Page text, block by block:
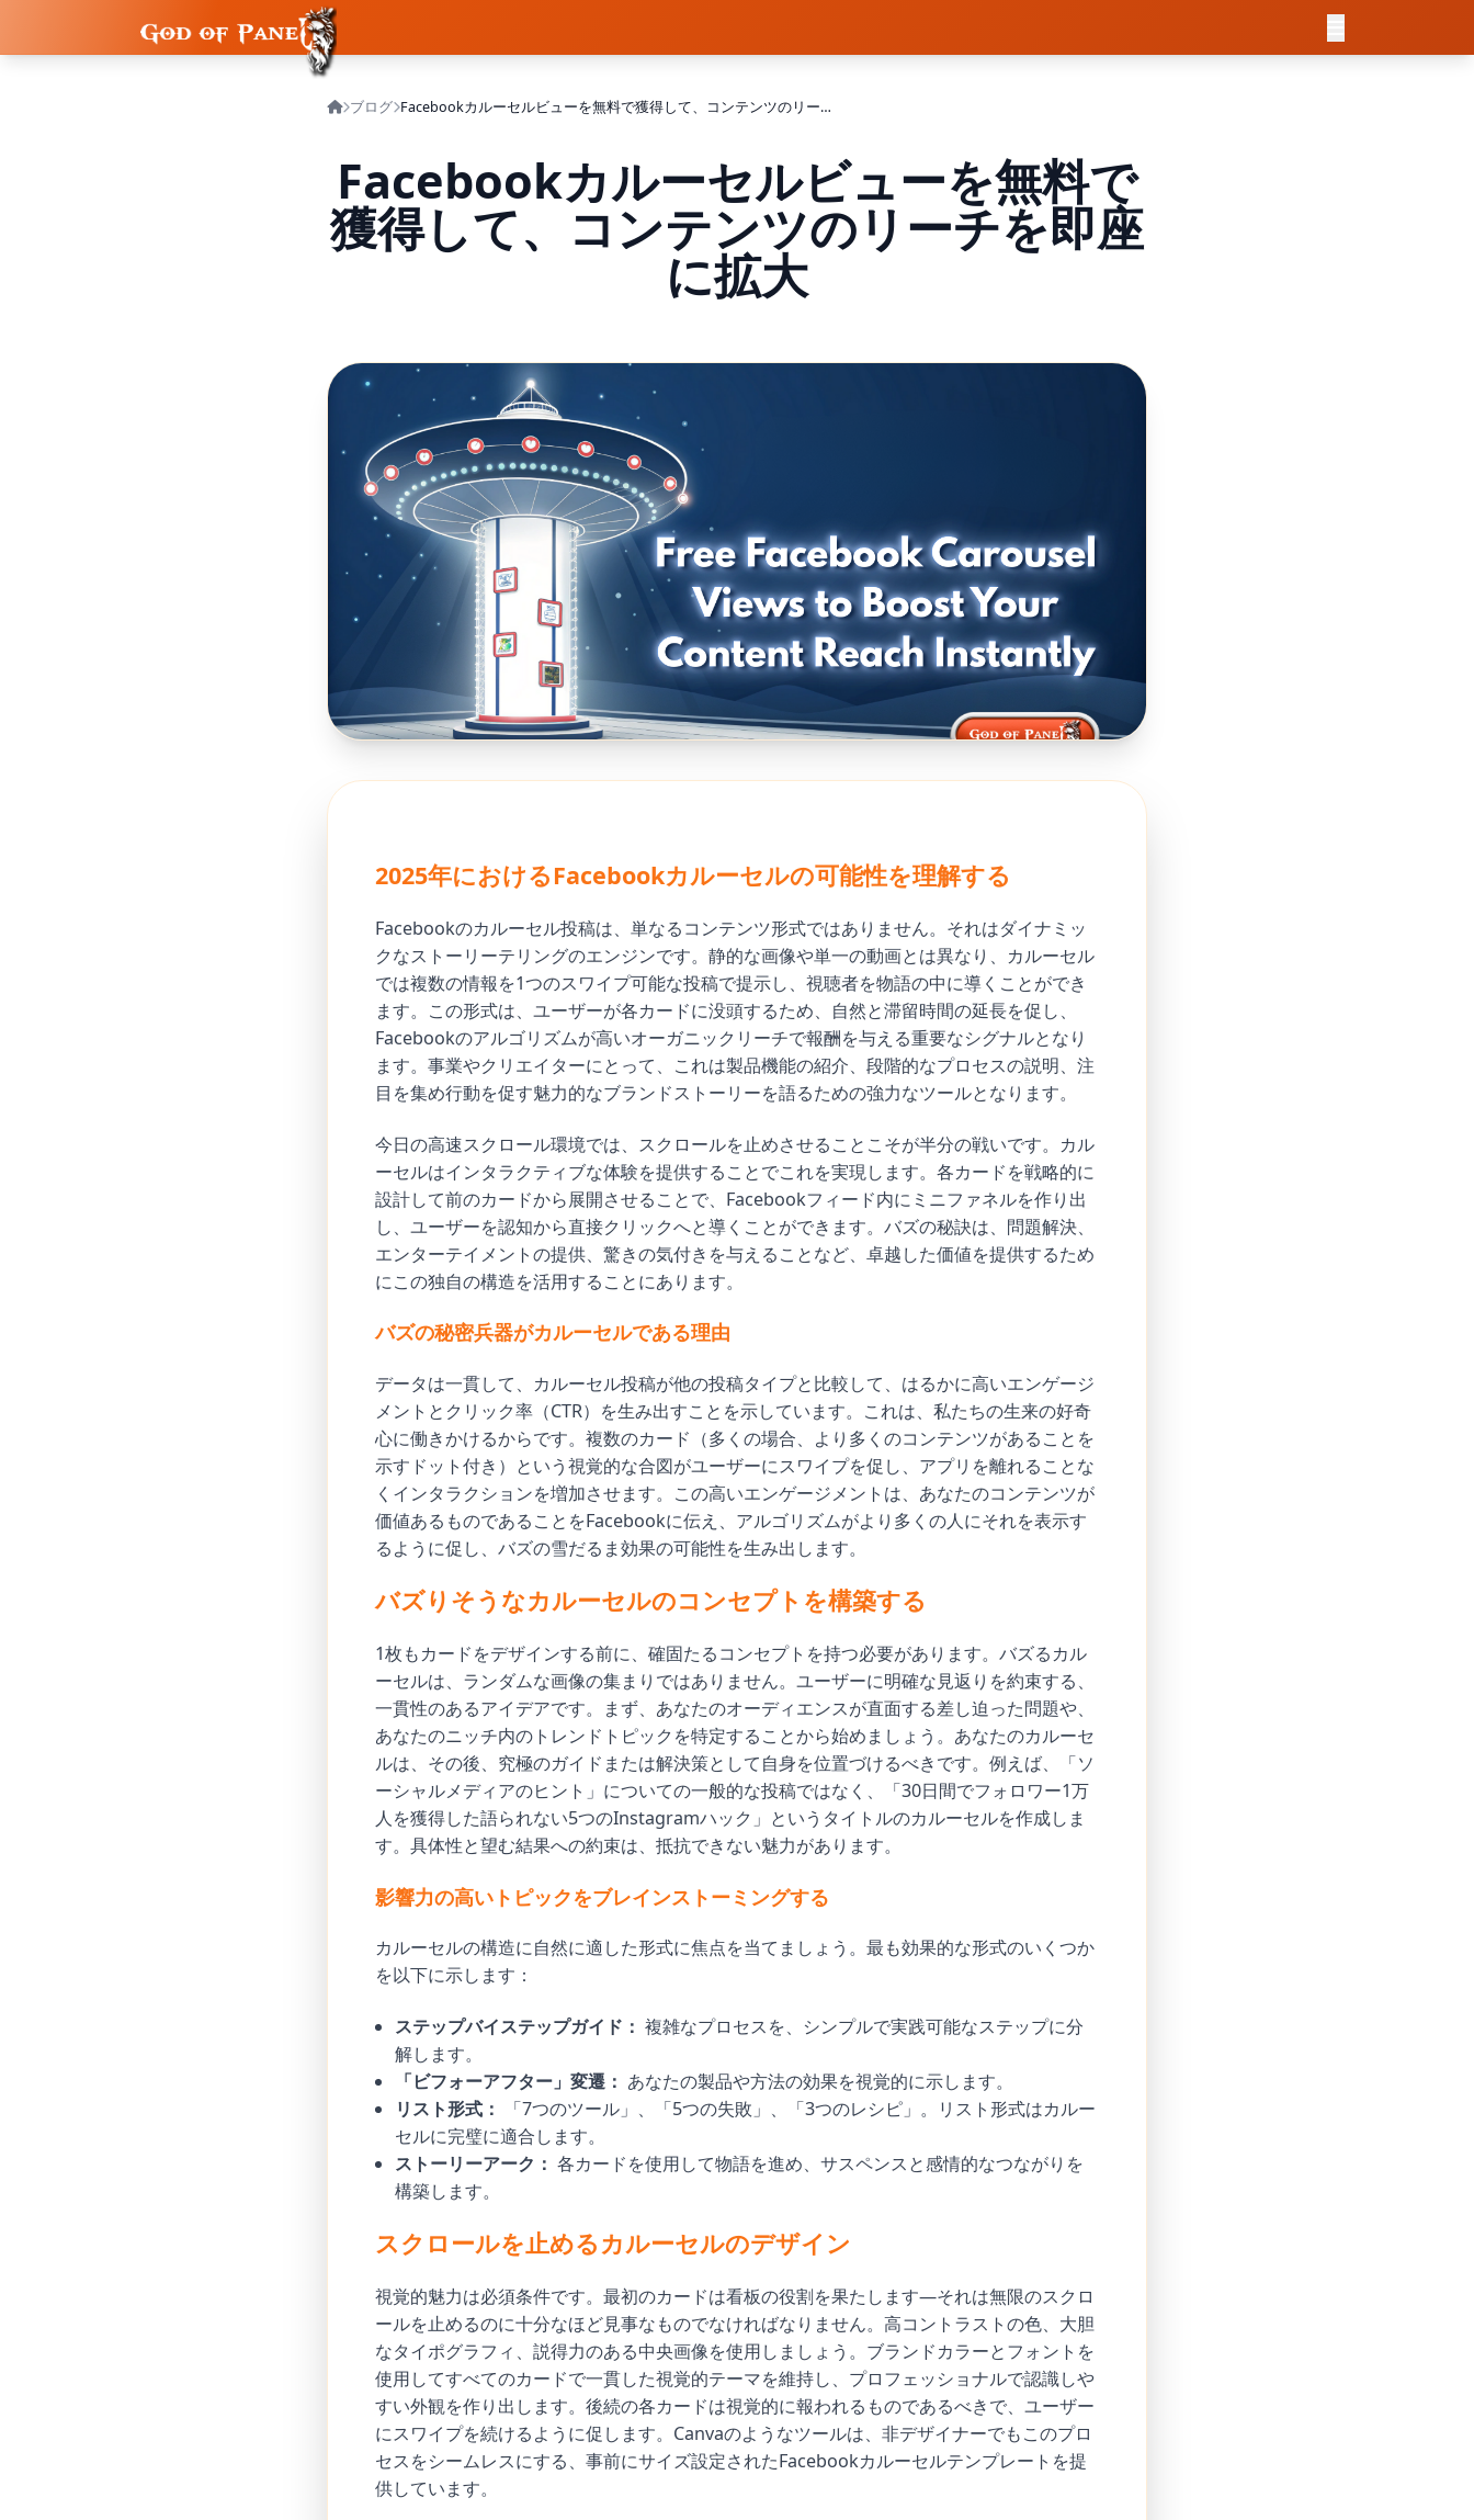
ブログ Facebookカルーセルビューを無料で獲得して、コンテンツのリーチを即座に拡大
Facebookカルーセルビューを無料で
獲得して、コンテンツのリーチを即座
に拡大
2025年におけるFacebookカルーセルの可能性を理解する
Facebookのカルーセル投稿は、単なるコンテンツ形式ではありません。それはダイナミッ
クなストーリーテリングのエンジンです。静的な画像や単一の動画とは異なり、カルーセル
では複数の情報を1つのスワイプ可能な投稿で提示し、視聴者を物語の中に導くことができ
ます。この形式は、ユーザーが各カードに没頭するため、自然と滞留時間の延長を促し、
Facebookのアルゴリズムが高いオーガニックリーチで報酬を与える重要なシグナルとなり
ます。事業やクリエイターにとって、これは製品機能の紹介、段階的なプロセスの説明、注
目を集め行動を促す魅力的なブランドストーリーを語るための強力なツールとなります。
今日の高速スクロール環境では、スクロールを止めさせることこそが半分の戦いです。カル
ーセルはインタラクティブな体験を提供することでこれを実現します。各カードを戦略的に
設計して前のカードから展開させることで、Facebookフィード内にミニファネルを作り出
し、ユーザーを認知から直接クリックへと導くことができます。バズの秘訣は、問題解決、
エンターテイメントの提供、驚きの気付きを与えることなど、卓越した価値を提供するため
にこの独自の構造を活用することにあります。
バズの秘密兵器がカルーセルである理由
データは一貫して、カルーセル投稿が他の投稿タイプと比較して、はるかに高いエンゲージ
メントとクリック率（CTR）を生み出すことを示しています。これは、私たちの生来の好奇
心に働きかけるからです。複数のカード（多くの場合、より多くのコンテンツがあることを
示すドット付き）という視覚的な合図がユーザーにスワイプを促し、アプリを離れることな
くインタラクションを増加させます。この高いエンゲージメントは、あなたのコンテンツが
価値あるものであることをFacebookに伝え、アルゴリズムがより多くの人にそれを表示す
るように促し、バズの雪だるま効果の可能性を生み出します。
バズりそうなカルーセルのコンセプトを構築する
1枚もカードをデザインする前に、確固たるコンセプトを持つ必要があります。バズるカル
ーセルは、ランダムな画像の集まりではありません。ユーザーに明確な見返りを約束する、
一貫性のあるアイデアです。まず、あなたのオーディエンスが直面する差し迫った問題や、
あなたのニッチ内のトレンドトピックを特定することから始めましょう。あなたのカルーセ
ルは、その後、究極のガイドまたは解決策として自身を位置づけるべきです。例えば、「ソ
ーシャルメディアのヒント」についての一般的な投稿ではなく、「30日間でフォロワー1万
人を獲得した語られない5つのInstagramハック」というタイトルのカルーセルを作成しま
す。具体性と望む結果への約束は、抵抗できない魅力があります。
影響力の高いトピックをブレインストーミングする
カルーセルの構造に自然に適した形式に焦点を当てましょう。最も効果的な形式のいくつか
を以下に示します：
ステップバイステップガイド： 複雑なプロセスを、シンプルで実践可能なステップに分
解します。
「ビフォーアフター」変遷： あなたの製品や方法の効果を視覚的に示します。
リスト形式：
「7つのツール」、「5つの失敗」、「3つのレシピ」。リスト形式はカルー
セルに完璧に適合します。
ストーリーアーク： 各カードを使用して物語を進め、サスペンスと感情的なつながりを
構築します。
スクロールを止めるカルーセルのデザイン
視覚的魅力は必須条件です。最初のカードは看板の役割を果たします—それは無限のスクロ
ールを止めるのに十分なほど見事なものでなければなりません。高コントラストの色、大胆
なタイポグラフィ、説得力のある中央画像を使用しましょう。ブランドカラーとフォントを
使用してすべてのカードで一貫した視覚的テーマを維持し、プロフェッショナルで認識しや
すい外観を作り出します。後続の各カードは視覚的に報われるものであるべきで、ユーザー
にスワイプを続けるように促します。Canvaのようなツールは、非デザイナーでもこのプロ
セスをシームレスにする、事前にサイズ設定されたFacebookカルーセルテンプレートを提
供しています。